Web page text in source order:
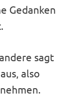
Gedanken
sagt
also